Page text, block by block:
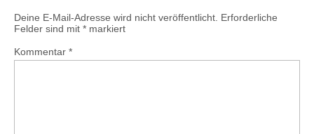
Deine E-Mail-Adresse wird nicht veröffentlicht. Erforderliche
Felder sind mit * markiert
Kommentar *